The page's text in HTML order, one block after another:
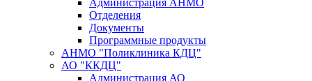
Администрация АНМО
Отделения
Документы
Программные продукты
АНМО "Поликлиника КДЦ"
АО "ККДЦ"
Администрация АО